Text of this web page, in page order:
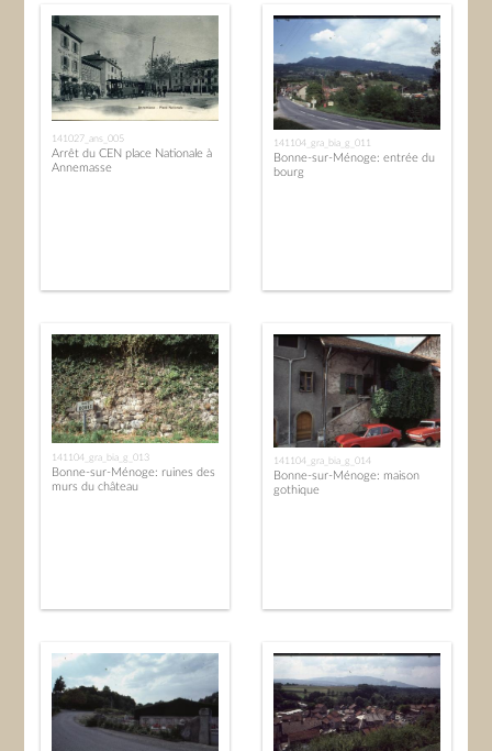
141027_ans_005
Arrêt du CEN place Nationale à
Annemasse
141104_gra_bia_g_011
Bonne-sur-Ménoge: entrée du
bourg
141104_gra_bia_g_013
Bonne-sur-Ménoge: ruines des
murs du château
141104_gra_bia_g_014
Bonne-sur-Ménoge: maison
gothique